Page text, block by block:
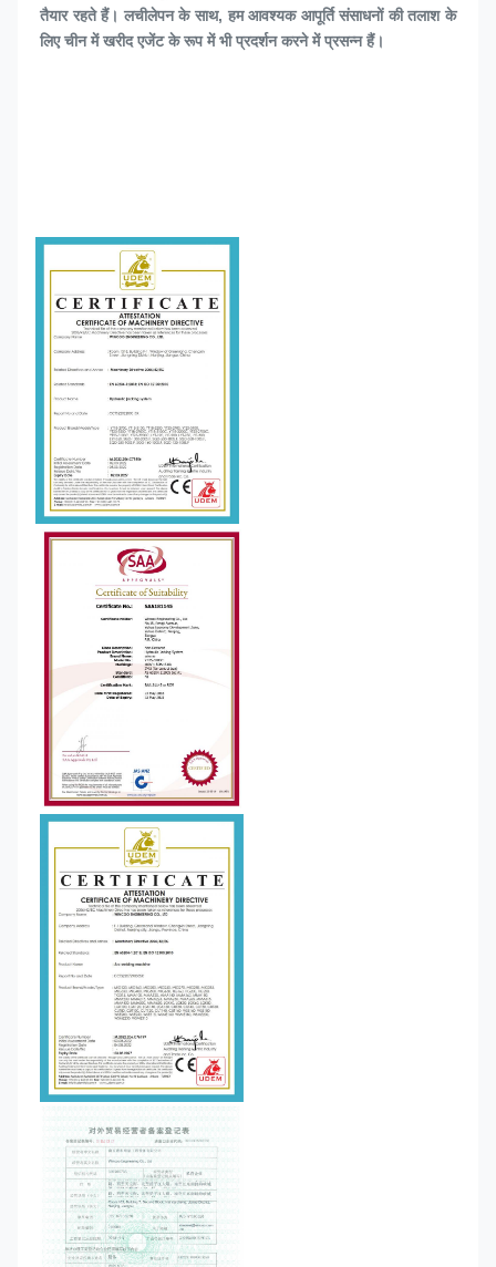
तैयार रहते हैं। लचीलेपन के साथ, हम आवश्यक आपूर्ति संसाधनों की तलाश के
लिए चीन में खरीद एजेंट के रूप में भी प्रदर्शन करने में प्रसन्न हैं।